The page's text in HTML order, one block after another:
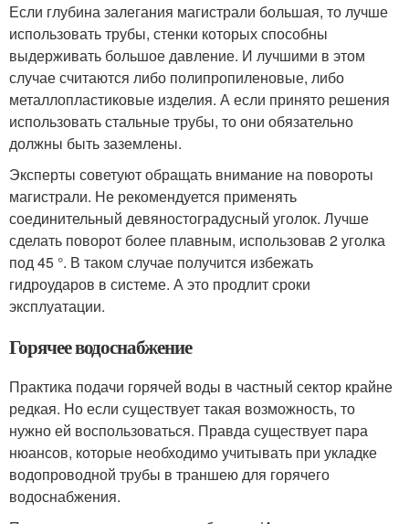
Если глубина залегания магистрали большая, то лучше
использовать трубы, стенки которых способны
выдерживать большое давление. И лучшими в этом
случае считаются либо полипропиленовые, либо
металлопластиковые изделия. А если принято решения
использовать стальные трубы, то они обязательно
должны быть заземлены.
Эксперты советуют обращать внимание на повороты
магистрали. Не рекомендуется применять
соединительный девяностоградусный уголок. Лучше
сделать поворот более плавным, использовав 2 уголка
под 45 °. В таком случае получится избежать
гидроударов в системе. А это продлит сроки
эксплуатации.
Горячее водоснабжение
Практика подачи горячей воды в частный сектор крайне
редкая. Но если существует такая возможность, то
нужно ей воспользоваться. Правда существует пара
нюансов, которые необходимо учитывать при укладке
водопроводной трубы в траншею для горячего
водоснабжения.